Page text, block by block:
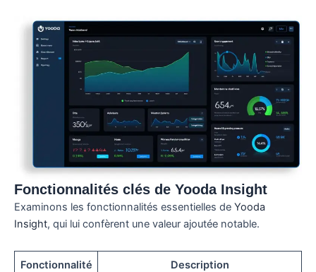
Fonctionnalités clés de Yooda Insight
Examinons les fonctionnalités essentielles de Yooda
Insight, qui lui confèrent une valeur ajoutée notable.
Fonctionnalité Description